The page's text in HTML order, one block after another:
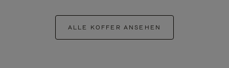
ALLE KOFFER ANSEHEN